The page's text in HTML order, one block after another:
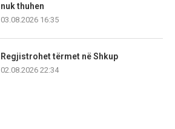
nuk thuhen
03.08.2026 16:35
Regjistrohet tërmet në Shkup
02.08.2026 22:34